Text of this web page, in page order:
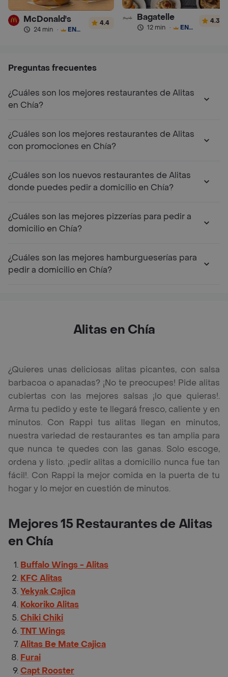
McDonald's
24 min · ENVÍO GRATIS
4.4
Bagatelle
12 min · ENVÍO GRATIS
4.3
Preguntas frecuentes
¿Cuáles son los mejores restaurantes de Alitas
en Chía?
¿Cuáles son los mejores restaurantes de Alitas
con promociones en Chía?
¿Cuáles son los nuevos restaurantes de Alitas
donde puedes pedir a domicilio en Chía?
¿Cuáles son las mejores pizzerías para pedir a
domicilio en Chía?
¿Cuáles son las mejores hamburgueserías para
pedir a domicilio en Chía?
Alitas en Chía
¿Quieres unas deliciosas alitas picantes, con salsa
barbacoa o apanadas? ¡No te preocupes! Pide alitas
cubiertas con las mejores salsas ¡lo que quieras!.
Arma tu pedido y este te llegará fresco, caliente y en
minutos. Con Rappi tus alitas llegan en minutos,
nuestra variedad de restaurantes es tan amplia para
que nunca te quedes con las ganas. Solo escoge,
ordena y listo. ¡pedir alitas a domicilio nunca fue tan
fácil!. Con Rappi la mejor comida en la puerta de tu
hogar y lo mejor en cuestión de minutos.
Mejores 15 Restaurantes de Alitas
en Chía
Buffalo Wings - Alitas
KFC Alitas
Yekyak Cajica
Kokoriko Alitas
Chiki Chiki
TNT Wings
Alitas Be Mate Cajica
Furai
Capt Rooster